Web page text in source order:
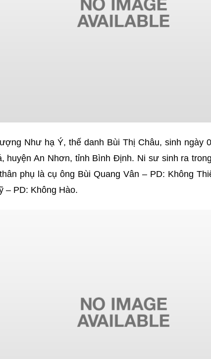
Như hạ Ý, thế danh Bùi Thị Châu, sinh ngày
huyện An Nhơn, tỉnh Bình Định. Ni sư sinh ra
phụ là cụ ông Bùi Quang Vân – PD: Không
– PD: Không Hào.